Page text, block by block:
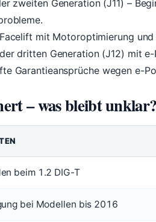
zweiten Generation (J11) –
mit Motoroptimierung und
dritten Generation (J12) mit
Garantieansprüche wegen e-
– was bleibt
beim 1.2 DIG-T
bei Modellen bis 2016